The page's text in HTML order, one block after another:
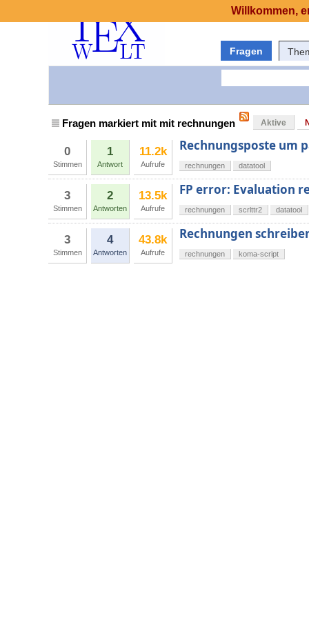
Fragen
Fragen markiert mit mit rechnungen Aktive
0
Stimmen
1
Antwort
11.2k
Aufrufe
Rechnungsposte um
rechnungen datatool
3
Stimmen
2
Antworten
13.5k
Aufrufe
FP error: Evaluation
rechnungen scrlttr2 datatool
3
Stimmen
4
Antworten
43.8k
Aufrufe
Rechnungen
rechnungen koma-script
Willkommen,